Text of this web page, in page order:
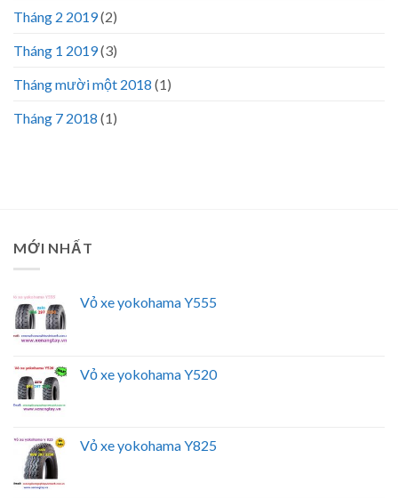
Tháng 2 2019(2)
Tháng 1 2019(3)
Tháng mười một 2018 (1)
Tháng 7 2018 (1)
MỚI NHẤT
Vỏ xe yokohama Y555
Vỏ xe yokohama Y520
Vỏ xe yokohama Y825